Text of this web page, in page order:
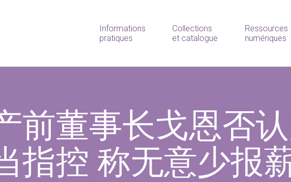
Informations
pratiques
Collections
et catalogue
Ressources
numériques
前董事长戈恩否
指控 称无意少报